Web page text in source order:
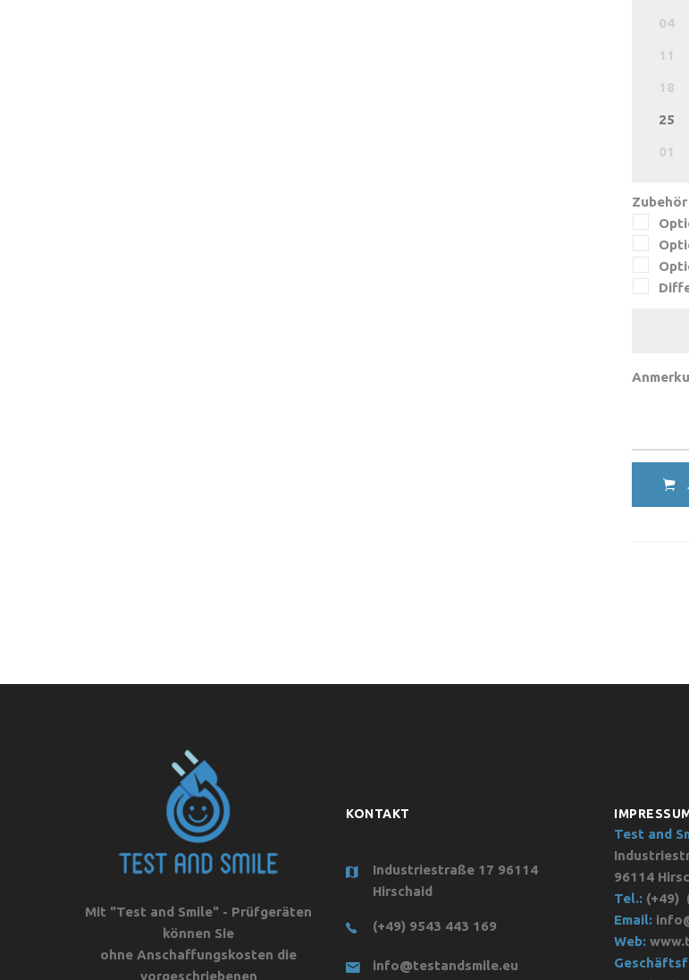
04
11
18
25
01
Mit "Test and Smile" - Prüfgeräten
können Sie
ohne Anschaffungskosten die
vorgeschriebenen
KONTAKT
Industriestraße 17 96114
Hirschaid
(+49) 9543 443 169
info@testandsmile.eu
Test and
96114
Tel.: (+49)
Email:
Web: